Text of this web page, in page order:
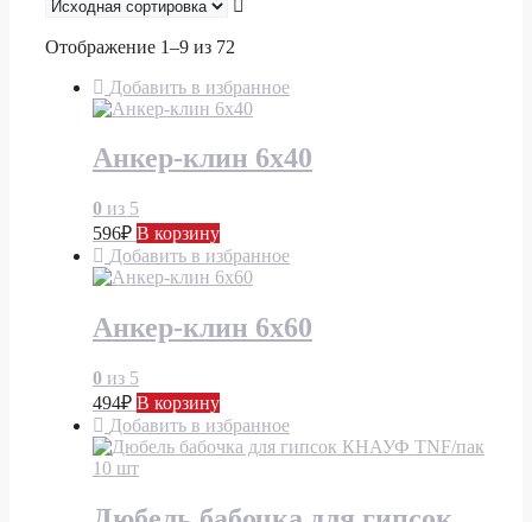
Отображение 1–9 из 72
Добавить в избранное
Анкер-клин 6х40
0 из 5
596₽ В корзину
Добавить в избранное
Анкер-клин 6х60
0 из 5
494₽ В корзину
Добавить в избранное